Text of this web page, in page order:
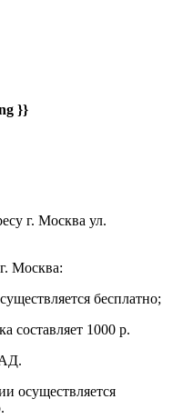
}}
г. Москва ул.
Москва:
бесплатно;
составляет 1000 р.
осуществляется